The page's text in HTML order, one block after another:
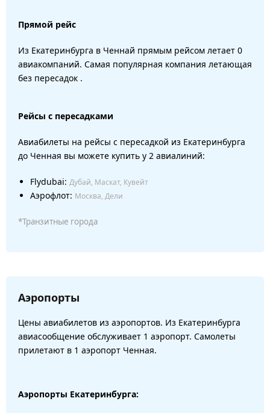
Прямой рейс
Из Екатеринбурга в Ченнай прямым рейсом летает 0
авиакомпаний. Самая популярная компания летающая
без пересадок .
Рейсы с пересадками
Авиабилеты на рейсы с пересадкой из Екатеринбурга
до Ченная вы можете купить у 2 авиалиний:
Flydubai: Дубай, Маскат, Кувейт
Аэрофлот: Москва, Дели
*Транзитные города
Аэропорты
Цены авиабилетов из аэропортов. Из Екатеринбурга
авиасообщение обслуживает 1 аэропорт. Самолеты
прилетают в 1 аэропорт Ченная.
Аэропорты Екатеринбурга: